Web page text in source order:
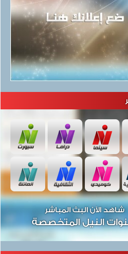
شاهد الآن البث المباشر
النيل المتخصصة